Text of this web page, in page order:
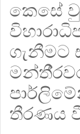
කෙසේ
ගැනීමට
තීරණය